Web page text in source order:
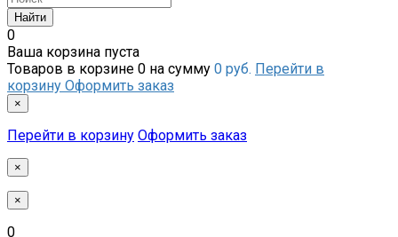
0
Ваша корзина пуста
Товаров в корзине 0 на сумму 0 руб. Перейти в
корзину Оформить заказ
×
Перейти в корзину Оформить заказ
×
×
0